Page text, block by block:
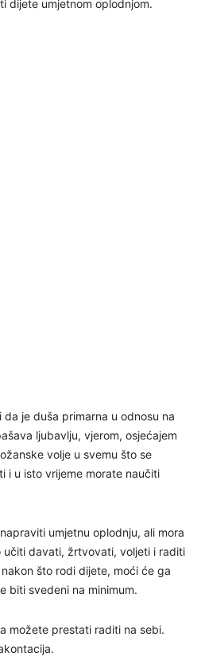
dijete umjetnom oplodnjom.
je duša primarna u odnosu na
ljubavlju, vjerom, osjećajem
volje u svemu što se
i u isto vrijeme morate naučiti
umjetnu oplodnju, ali mora
učiti davati, žrtvovati, voljeti i raditi
što rodi dijete, moći će ga
biti svedeni na minimum.
možete prestati raditi na sebi.